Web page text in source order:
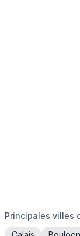
Principales villes